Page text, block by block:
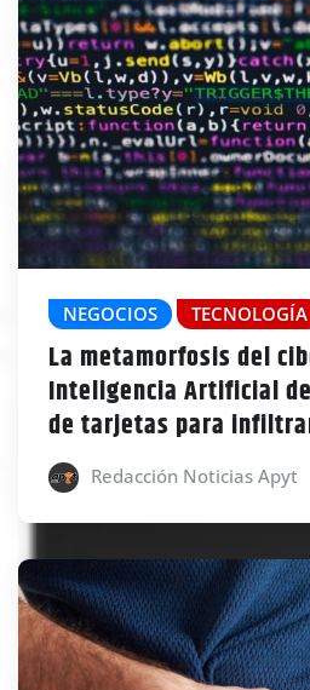
NEGOCIOS TECNOLOGÍA
La metamorfosis del
Inteligencia Artificial
de tarjetas para
Redacción Noticias Apyt